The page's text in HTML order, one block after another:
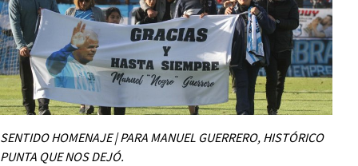
SENTIDO HOMENAJE | PARA MANUEL GUERRERO, HISTÓRICO
PUNTA QUE NOS DEJÓ.